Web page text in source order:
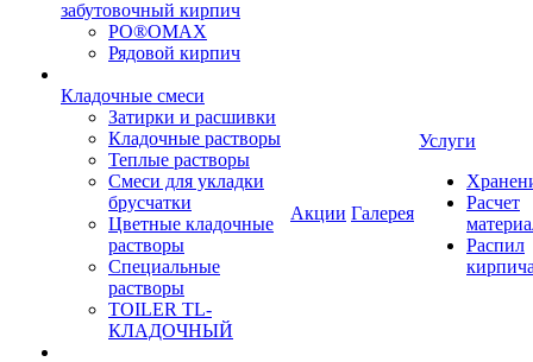
забутовочный кирпич
PO®OMAX
Рядовой кирпич
Кладочные смеси
Затирки и расшивки
Кладочные растворы
Теплые растворы
Смеси для укладки
брусчатки
Цветные кладочные
растворы
Специальные
растворы
TOILER TL-
КЛАДОЧНЫЙ
Акции Галерея
Услуги
Расчет
Распил